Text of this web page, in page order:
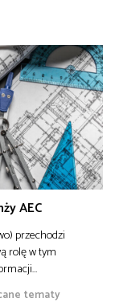
AEC
przechodzi
rolę w tym
tematy